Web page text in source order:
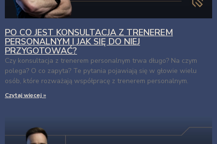
PO CO JEST KONSULTACJA Z TRENEREM
PERSONALNYM I JAK SIĘ DO NIEJ
PRZYGOTOWAĆ?
Czy konsultacja z trenerem personalnym trwa długo? Na czym
polega? O co zapyta? Te pytania pojawiają się w głowie wielu
osób, które rozważają współpracę z trenerem personalnym.
Czytaj więcej »